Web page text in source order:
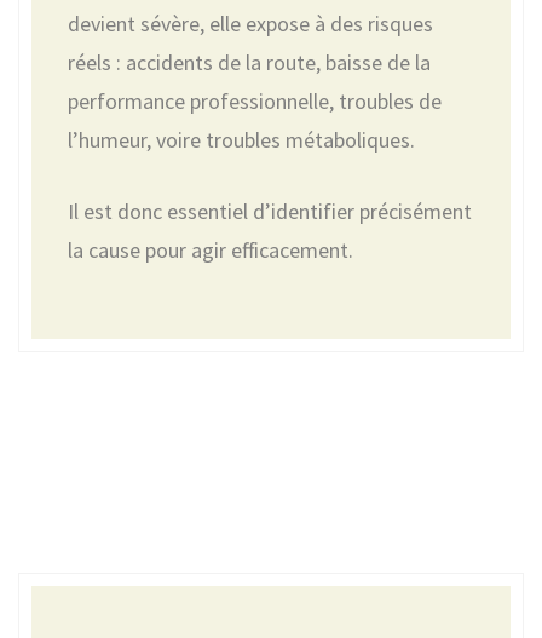
devient sévère, elle expose à des risques
réels : accidents de la route, baisse de la
performance professionnelle, troubles de
l’humeur, voire troubles métaboliques.
Il est donc essentiel d’identifier précisément
la cause pour agir efficacement.